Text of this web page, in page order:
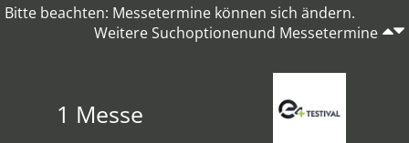
Bitte beachten: Messetermine können sich ändern.
Weitere Suchoptionenund Messetermine
1 Messe